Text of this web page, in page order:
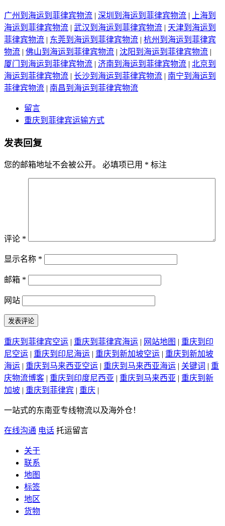
广州到海运到菲律宾物流 | 深圳到海运到菲律宾物流 |
上海到
海运到菲律宾物流 | 武汉到海运到菲律宾物流 | 天津到海运到
菲律宾物流 | 东莞到海运到菲律宾物流 | 杭州到海运到菲律宾
物流 | 佛山到海运到菲律宾物流 | 沈阳到海运到菲律宾物流 |
厦门到海运到菲律宾物流 | 济南到海运到菲律宾物流 | 北京到
海运到菲律宾物流 | 长沙到海运到菲律宾物流 | 南宁到海运到
菲律宾物流 | 南昌到海运到菲律宾物流
留言
重庆到菲律宾运输方式
发表回复
您的邮箱地址不会被公开。 必填项已用 * 标注
评论 *
显示名称 *
邮箱 *
网站
重庆到菲律宾空运 | 重庆到菲律宾海运 | 网站地图 | 重庆到印
尼空运 | 重庆到印尼海运 | 重庆到新加坡空运 | 重庆到新加坡
海运 | 重庆到马来西亚空运 | 重庆到马来西亚海运 | 关键词 | 重
庆物流博客 | 重庆到印度尼西亚 | 重庆到马来西亚 | 重庆到新
加坡 | 重庆到菲律宾 | 重庆 |
一站式的东南亚专线物流以及海外仓！
在线沟通 电话 托运留言
关于
联系
地图
标签
地区
货物